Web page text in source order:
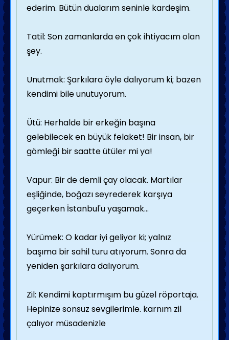
ederim. Bütün dualarım seninle kardeşim.
Tatil: Son zamanlarda en çok ihtiyacım olan
şey.
Unutmak: Şarkılara öyle dalıyorum ki; bazen
kendimi bile unutuyorum.
Ütü: Herhalde bir erkeğin başına
gelebilecek en büyük felaket! Bir insan, bir
gömleği bir saatte ütüler mi ya!
Vapur: Bir de demli çay olacak. Martılar
eşliğinde, boğazı seyrederek karşıya
geçerken İstanbul'u yaşamak...
Yürümek: O kadar iyi geliyor ki; yalnız
başıma bir sahil turu atıyorum. Sonra da
yeniden şarkılara dalıyorum.
Zil: Kendimi kaptırmışım bu güzel röportaja.
Hepinize sonsuz sevgilerimle. karnım zil
çalıyor müsadenizle